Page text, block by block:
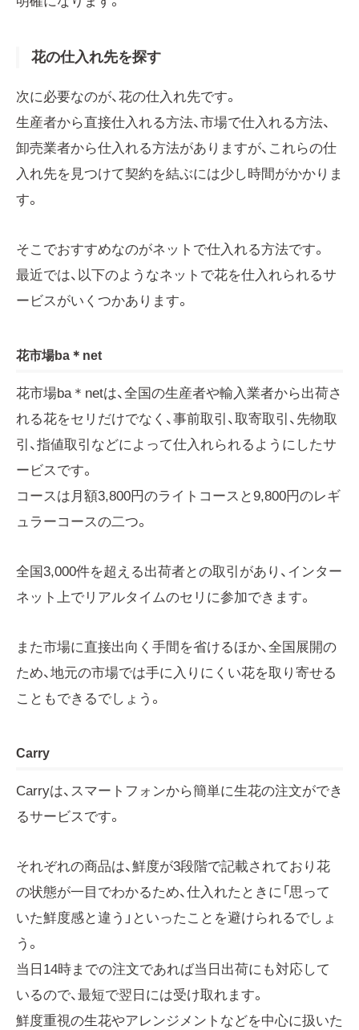
花の仕入れ先を探す
次に必要なのが、花の仕入れ先です。
生産者から直接仕入れる方法、市場で仕入れる方法、
卸売業者から仕入れる方法がありますが、これらの仕
入れ先を見つけて契約を結ぶには少し時間がかかりま
す。
そこでおすすめなのがネットで仕入れる方法です。
最近では、以下のようなネットで花を仕入れられるサ
ービスがいくつかあります。
花市場ba＊net
花市場ba＊netは、全国の生産者や輸入業者から出荷さ
れる花をセリだけでなく、事前取引、取寄取引、先物取
引、指値取引などによって仕入れられるようにしたサ
ービスです。
コースは月額3,800円のライトコースと9,800円のレギ
ュラーコースの二つ。
全国3,000件を超える出荷者との取引があり、インター
ネット上でリアルタイムのセリに参加できます。
また市場に直接出向く手間を省けるほか、全国展開の
ため、地元の市場では手に入りにくい花を取り寄せる
こともできるでしょう。
Carry
Carryは、スマートフォンから簡単に生花の注文ができ
るサービスです。
それぞれの商品は、鮮度が3段階で記載されており花
の状態が一目でわかるため、仕入れたときに「思って
いた鮮度感と違う」といったことを避けられるでしょ
う。
当日14時までの注文であれば当日出荷にも対応して
いるので、最短で翌日には受け取れます。
鮮度重視の生花やアレンジメントなどを中心に扱いた